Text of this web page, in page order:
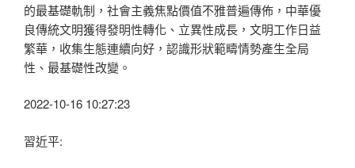
的最基礎軌制，社會主義焦點價值不雅普遍傳佈，中華優
良傳統文明獲得發明性轉化、立異性成長，文明工作日益
繁華，收集生態連續向好，認識形狀範疇情勢產生全局
性、最基礎性改變。
2022-10-16 10:27:23
習近平: